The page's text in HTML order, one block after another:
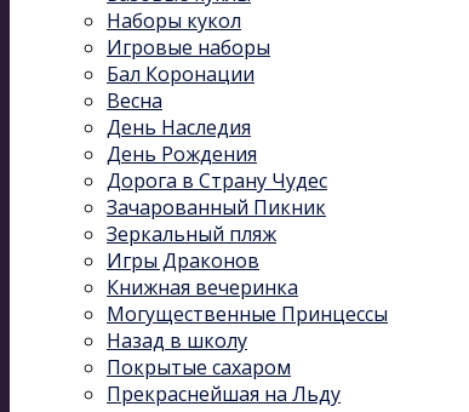
Наборы кукол
Игровые наборы
Бал Коронации
Весна
День Наследия
День Рождения
Дорога в Страну Чудес
Зачарованный Пикник
Зеркальный пляж
Игры Драконов
Книжная вечеринка
Могущественные Принцессы
Назад в школу
Покрытые сахаром
Прекраснейшая на Льду